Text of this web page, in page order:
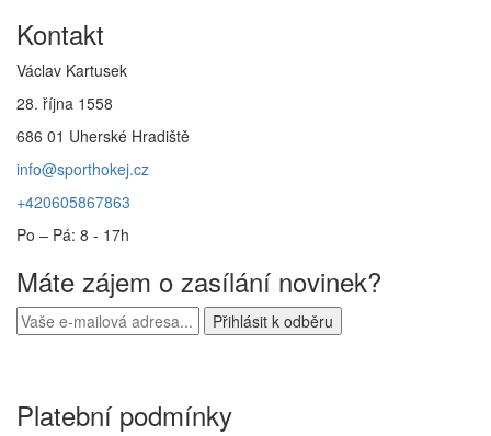
Kontakt
Václav Kartusek
28. října 1558
686 01 Uherské Hradiště
info@sporthokej.cz
+420605867863
Po – Pá: 8 - 17h
Máte zájem o zasílání novinek?
Platební podmínky